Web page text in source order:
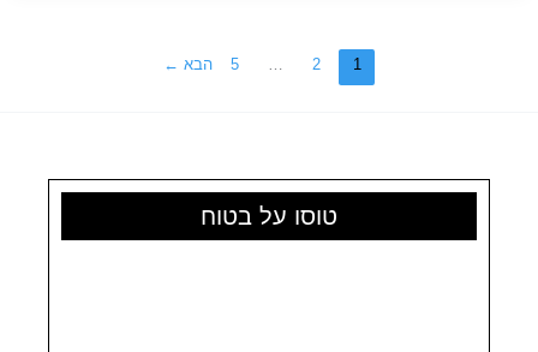
1
2
…
5 הבא ←
טוסו על בטוח